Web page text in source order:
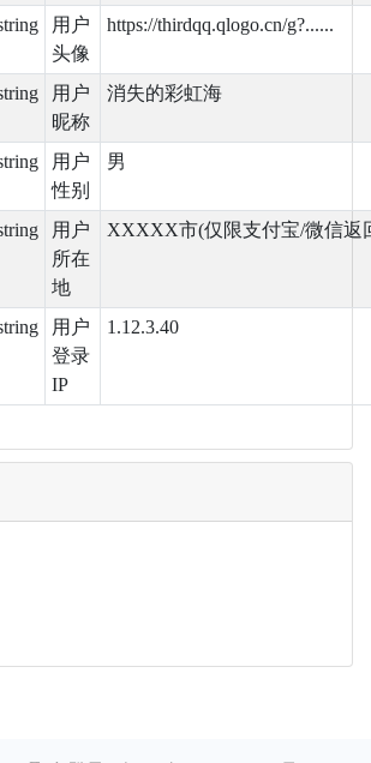
用户
头像
https://thirdqq.qlogo.cn/g?......
用户
昵称
消失的彩虹海
用户
性别
男
用户
所在
地
XXXXX市(仅限支付宝/微信返
用户
登录
IP
1.12.3.40